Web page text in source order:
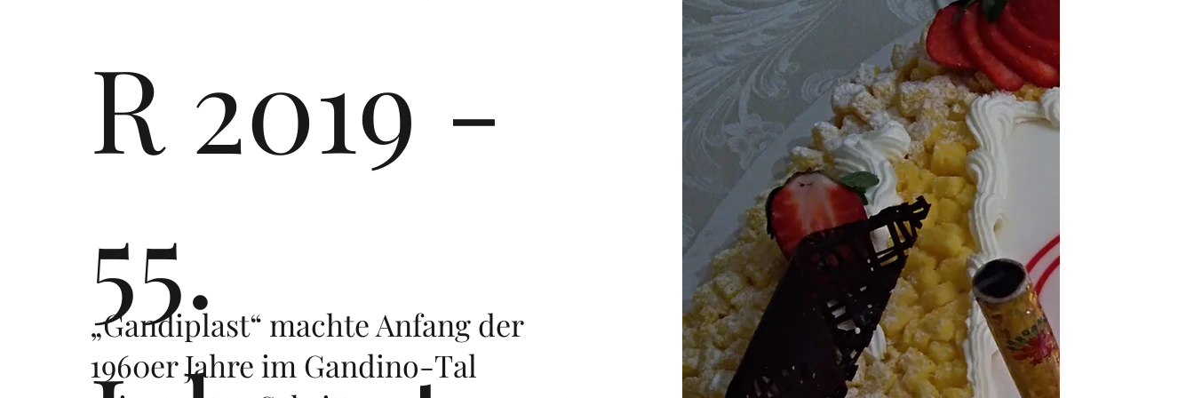
R 2019 -
55.
„Gandiplast“ machte Anfang der
1960er Jahre im Gandino-Tal